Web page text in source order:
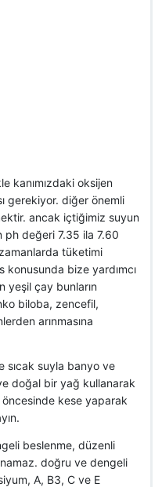
kanımızdaki oksijen
gerekiyor. diğer önemli
ancak içtiğimiz suyun
ph değeri 7.35 ila 7.60
tüketimi
bize yardımcı
yeşil çay bunların
biloba, zencefil,
arınmasına
sıcak suyla banyo ve
doğal bir yağ kullanarak
kese yaparak
beslenme, düzenli
doğru ve dengeli
A, B3, C ve E